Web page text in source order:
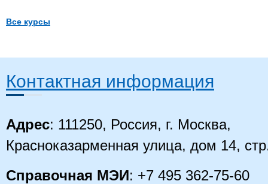
Все курсы
Контактная информация
Адрес: 111250, Россия, г. Москва,
Красноказарменная улица, дом 14,
Справочная МЭИ: +7 495 362-75-60